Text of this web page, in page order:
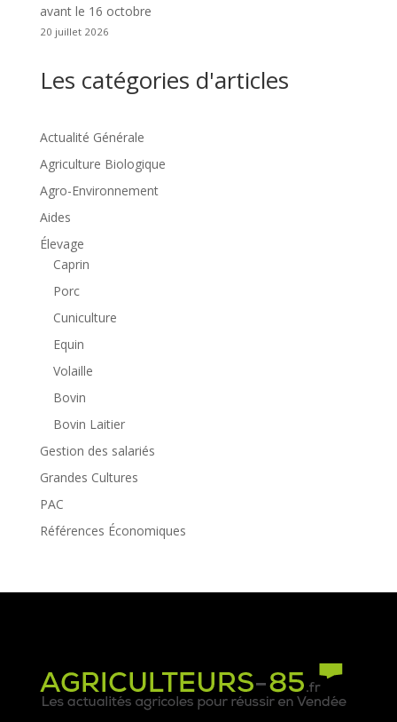
avant le 16 octobre
20 juillet 2026
Les catégories d'articles
Actualité Générale
Agriculture Biologique
Agro-Environnement
Aides
Élevage
Caprin
Porc
Cuniculture
Equin
Volaille
Bovin
Bovin Laitier
Gestion des salariés
Grandes Cultures
PAC
Références Économiques